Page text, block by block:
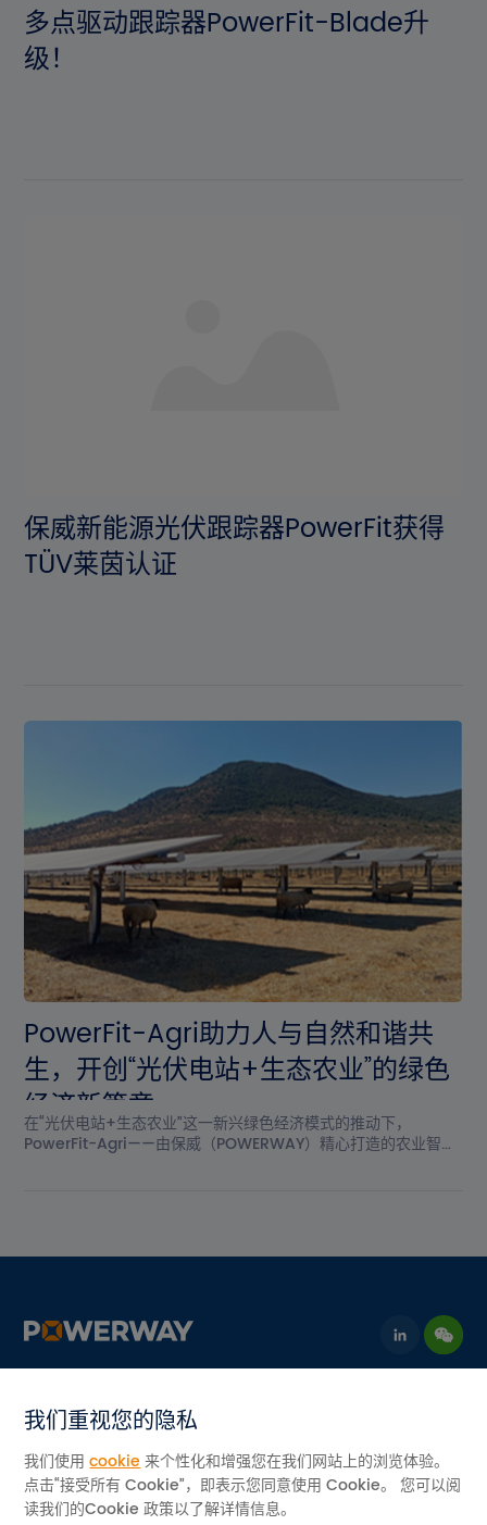
多点驱动跟踪器PowerFit-Blade升
级！
保威新能源光伏跟踪器PowerFit获得
TÜV莱茵认证
PowerFit-Agri助力人与自然和谐共
生，开创“光伏电站+生态农业”的绿色
经济新篇章
在“光伏电站+生态农业”这一新兴绿色经济模式的推动下，
PowerFit-Agri——由保威（POWERWAY）精心打造的农业智能
我们重视您的隐私
我们使用cookie来个性化和增强您在我们网站上的浏览体验。
点击“接受所有 Cookie”，即表示您同意使用 Cookie。 您可以阅
读我们的Cookie 政策以了解详情信息。
邮箱：info@pvpowerway.com
地址：中国广东省佛山市三水工业园D区11号